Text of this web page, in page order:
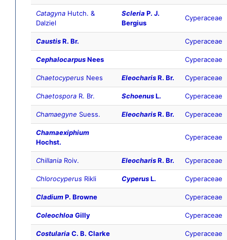
Catagyna Hutch. &
Dalziel
Scleria P. J.
Bergius
Cyperaceae
CaustisR. Br. Cyperaceae
CephalocarpusNees Cyperaceae
Chaetocyperus Nees EleocharisR. Br. Cyperaceae
Chaetospora R. Br. SchoenusL. Cyperaceae
Chamaegyne Suess. EleocharisR. Br. Cyperaceae
Chamaexiphium
Hochst.
Cyperaceae
Chillania Roiv. EleocharisR. Br. Cyperaceae
Chlorocyperus Rikli CyperusL. Cyperaceae
CladiumP. Browne Cyperaceae
Coleochloa Gilly Cyperaceae
Costularia C. B. Clarke Cyperaceae